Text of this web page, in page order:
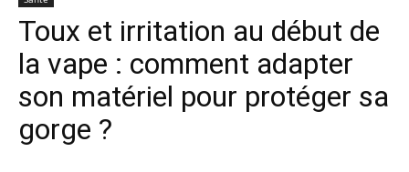
Toux et irritation au début de
la vape : comment adapter
son matériel pour protéger sa
gorge ?